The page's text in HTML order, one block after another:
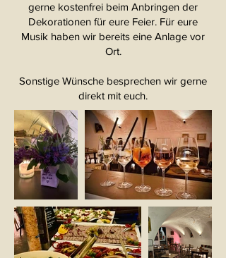
gerne kostenfrei beim Anbringen der
Dekorationen für eure Feier. Für eure
Musik haben wir bereits eine Anlage vor
Ort.
Sonstige Wünsche besprechen wir gerne
direkt mit euch.